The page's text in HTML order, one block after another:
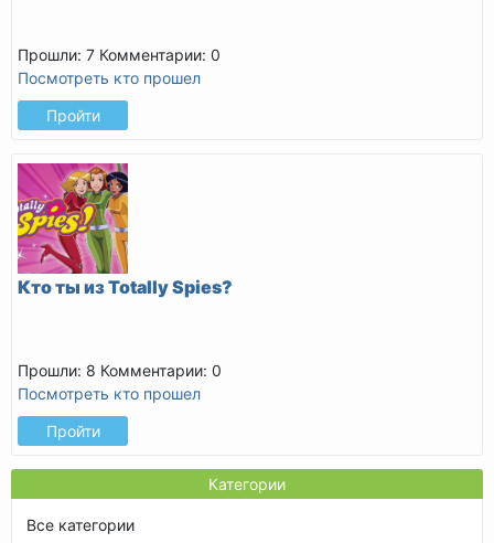
Прошли: 7 Комментарии: 0
Посмотреть кто прошел
Пройти
Кто ты из Totally Spies?
Прошли: 8 Комментарии: 0
Посмотреть кто прошел
Пройти
Категории
Все категории